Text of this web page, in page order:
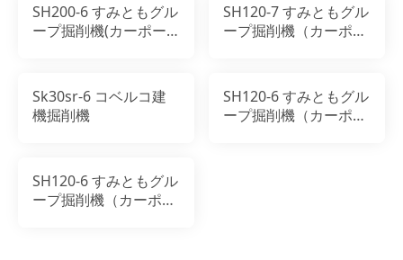
SH200-6 すみともグル
ープ掘削機(カーポー
SH120-7 すみともグル
ープ掘削機（カーポー
Sk30sr-6 コベルコ建
機掘削機
SH120-6 すみともグル
ープ掘削機（カーポー
SH120-6 すみともグル
ープ掘削機（カーポー